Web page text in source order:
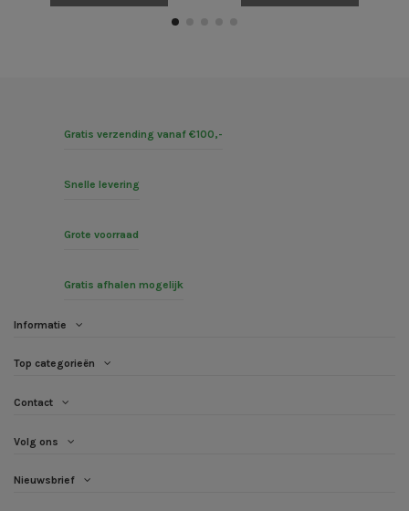
Gratis verzending vanaf €100,-
Snelle levering
Grote voorraad
Gratis afhalen mogelijk
Informatie
Top categorieën
Contact
Volg ons
Nieuwsbrief